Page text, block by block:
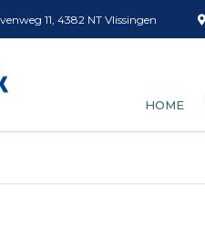
11, 4382 NT Vlissingen
HOME